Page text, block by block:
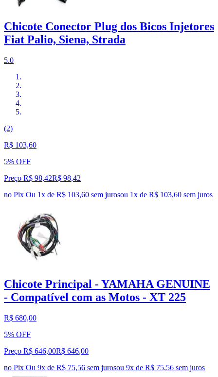
Chicote Conector Plug dos Bicos Injetores
Fiat Palio, Siena, Strada
5.0
(2)
R$ 103,60
5% OFF
Preço R$ 98,42R$ 98,42
no Pix Ou 1x de R$ 103,60 sem jurosou 1x de R$ 103,60 sem juros
Chicote Principal - YAMAHA GENUINE
- Compatível com as Motos - XT 225
R$ 680,00
5% OFF
Preço R$ 646,00R$ 646,00
no Pix Ou 9x de R$ 75,56 sem jurosou 9x de R$ 75,56 sem juros